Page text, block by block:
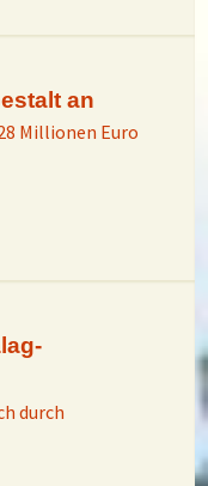
an
Millionen Euro
durch